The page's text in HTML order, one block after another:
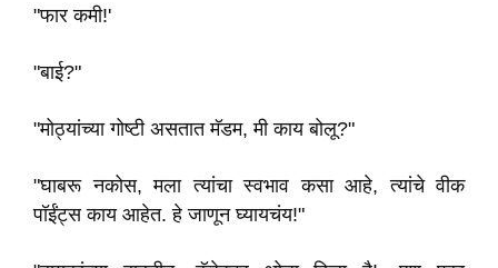
"फार कमी!'
"बाई?"
"मोठ्यांच्या गोष्टी असतात मॅडम, मी काय बोलू?"
"घाबरू नकोस, मला त्यांचा स्वभाव कसा आहे, त्यांचे वीक
पॉईंट्स काय आहेत. हे जाणून घ्यायचंय!"